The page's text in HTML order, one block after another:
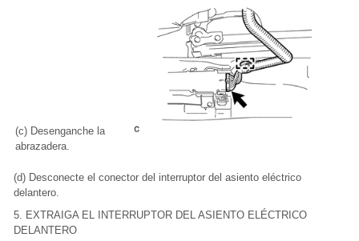
(c) Desenganche la
abrazadera.
(d) Desconecte el conector del interruptor del asiento eléctrico
delantero.
5. EXTRAIGA EL INTERRUPTOR DEL ASIENTO ELÉCTRICO
DELANTERO